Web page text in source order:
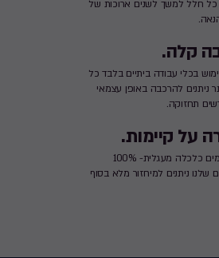
כל חלל למשך לשנים ארוכות של
קלה.
בכלי עבודה ביתיים בלבד כל
ניתנים להרכבה באופן עצמאי
תחזוקה.
על קיימות.
אנו מקדמים כלכלה מעגלית- 100%
שלנו ניתנים למיחזור מלא בסוף